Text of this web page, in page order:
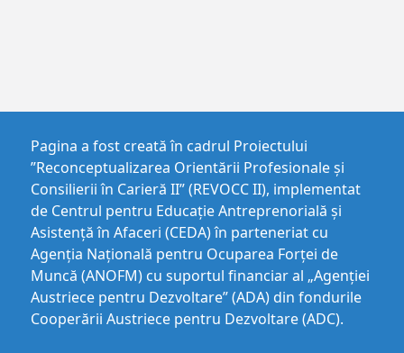
Pagina a fost creată în cadrul Proiectului
”Reconceptualizarea Orientării Profesionale și
Consilierii în Carieră II” (REVOCC II), implementat
de Centrul pentru Educaţie Antreprenorială şi
Asistenţă în Afaceri (CEDA) în parteneriat cu
Agenția Națională pentru Ocuparea Forței de
Muncă (ANOFM) cu suportul financiar al „Agenției
Austriece pentru Dezvoltare” (ADA) din fondurile
Cooperării Austriece pentru Dezvoltare (ADC).